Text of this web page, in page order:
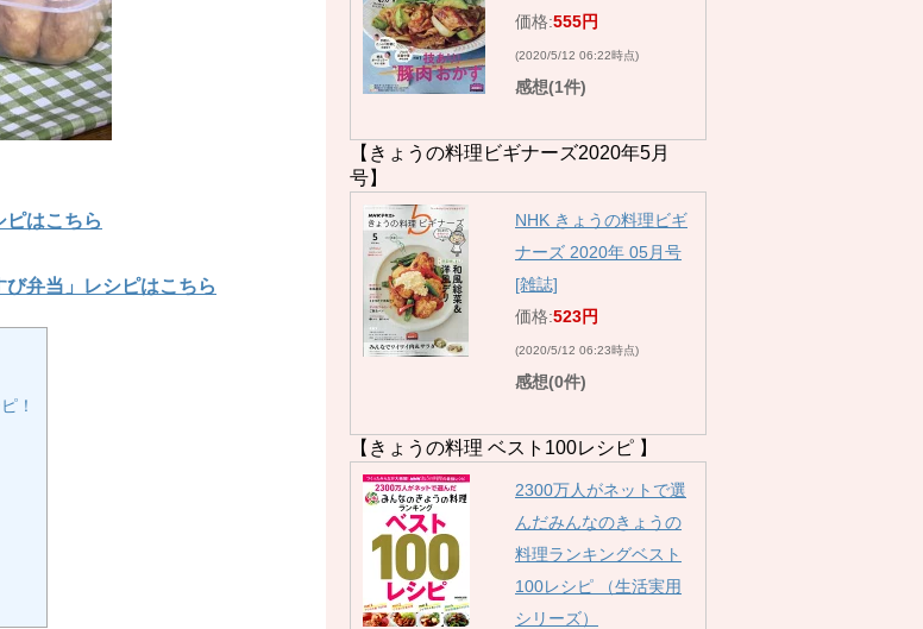
ピはこちら
び弁当」レシピはこちら
！
価格:555円
(2020/5/12 06:22時点)
感想(1件)
【きょうの料理ビギナーズ2020年5月
号】
NHK きょうの料理ビギ
ナーズ 2020年 05月号
[雑誌]
価格:523円
(2020/5/12 06:23時点)
感想(0件)
【きょうの料理 ベスト100レシピ 】
2300万人がネットで選
んだみんなのきょうの
料理ランキングベスト
100レシピ （生活実用
シリーズ）